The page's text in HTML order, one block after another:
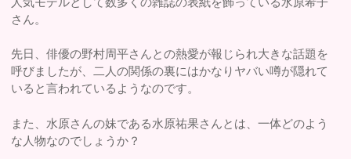
さん。
先日、俳優の野村周平さんとの熱愛が報じられ大きな話題を
呼びましたが、二人の関係の裏にはかなりヤバい噂が隠れて
いると言われているようなのです。
また、水原さんの妹である水原祐果さんとは、一体どのよう
な人物なのでしょうか？